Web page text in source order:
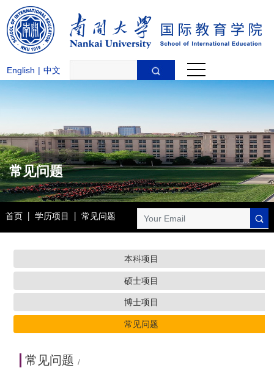
English | 中文
常见问题
首页 学历项目 常见问题
本科项目
硕士项目
博士项目
常见问题
常见问题 /